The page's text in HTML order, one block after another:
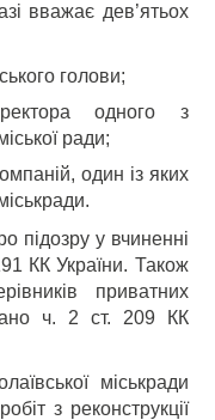
вважає дев’ятьох
голови;
одного з
ради;
один із яких
підозру у вчиненні
КК України. Також
приватних
ч. 2 ст. 209 КК
міськради
з реконструкції